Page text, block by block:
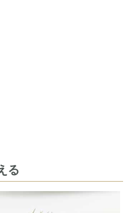
る